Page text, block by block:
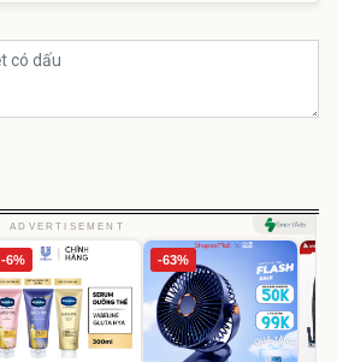
ADVERTISEMENT
-6% -63%